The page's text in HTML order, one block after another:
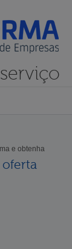
e obtenha
oferta